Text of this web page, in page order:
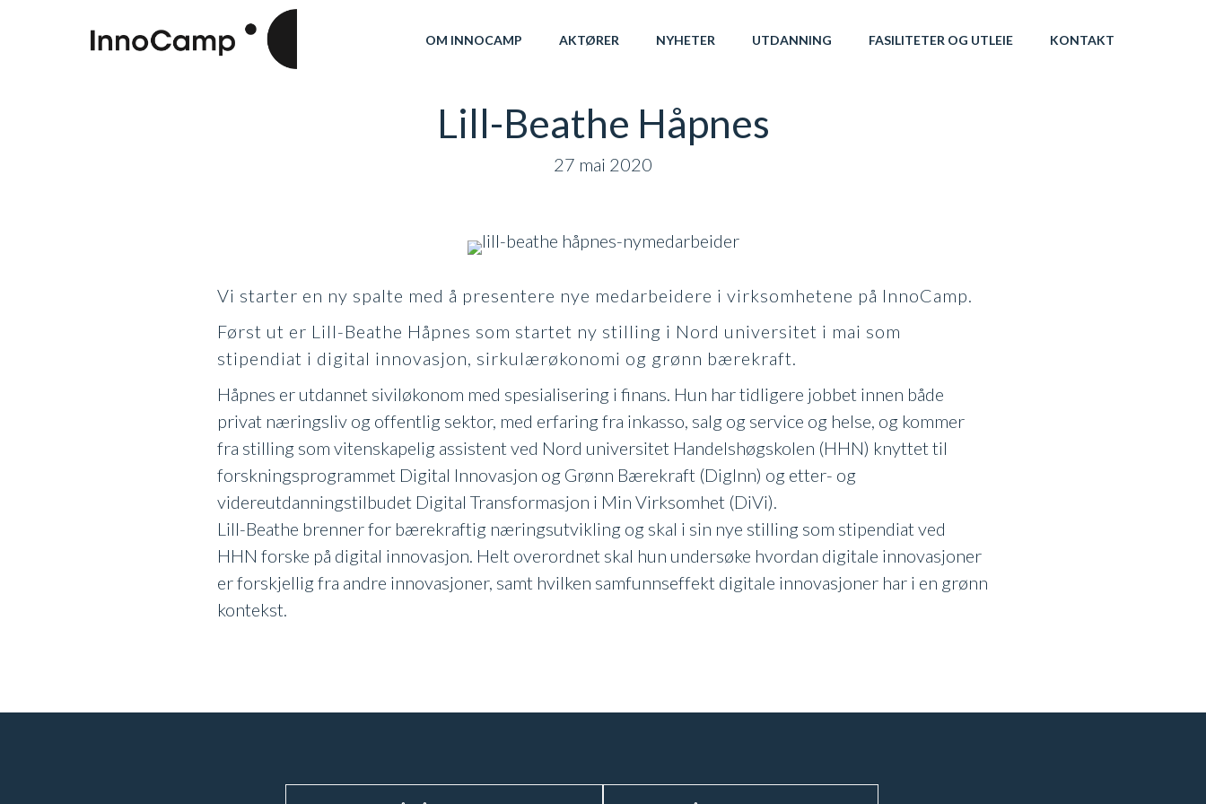
OM INNOCAMP AKTØRER NYHETER UTDANNING FASILITETER OG UTLEIE KONTAKT
Lill-Beathe Håpnes
27 mai 2020
Vi starter en ny spalte med å presentere nye medarbeidere i virksomhetene på InnoCamp.
Først ut er Lill-Beathe Håpnes som startet ny stilling i Nord universitet i mai som
stipendiat i digital innovasjon, sirkulærøkonomi og grønn bærekraft.
Håpnes er utdannet siviløkonom med spesialisering i finans. Hun har tidligere jobbet innen både
privat næringsliv og offentlig sektor, med erfaring fra inkasso, salg og service og helse, og kommer
fra stilling som vitenskapelig assistent ved Nord universitet Handelshøgskolen (HHN) knyttet til
forskningsprogrammet Digital Innovasjon og Grønn Bærekraft (DigInn) og etter- og
videreutdanningstilbudet Digital Transformasjon i Min Virksomhet (DiVi).
Lill-Beathe brenner for bærekraftig næringsutvikling og skal i sin nye stilling som stipendiat ved
HHN forske på digital innovasjon. Helt overordnet skal hun undersøke hvordan digitale innovasjoner
er forskjellig fra andre innovasjoner, samt hvilken samfunnseffekt digitale innovasjoner har i en grønn
kontekst.